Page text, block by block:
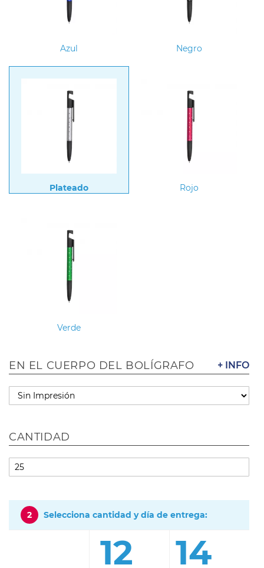
Azul Negro
Plateado Rojo
Verde
+ INFO
EN EL CUERPO DEL BOLÍGRAFO
CANTIDAD
2 Selecciona cantidad y día de entrega:
12 14